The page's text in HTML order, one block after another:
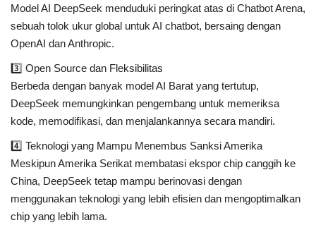
Model AI DeepSeek menduduki peringkat atas di Chatbot Arena,
sebuah tolok ukur global untuk AI chatbot, bersaing dengan
OpenAI dan Anthropic.
3️⃣ Open Source dan Fleksibilitas
Berbeda dengan banyak model AI Barat yang tertutup,
DeepSeek memungkinkan pengembang untuk memeriksa
kode, memodifikasi, dan menjalankannya secara mandiri.
4️⃣ Teknologi yang Mampu Menembus Sanksi Amerika
Meskipun Amerika Serikat membatasi ekspor chip canggih ke
China, DeepSeek tetap mampu berinovasi dengan
menggunakan teknologi yang lebih efisien dan mengoptimalkan
chip yang lebih lama.